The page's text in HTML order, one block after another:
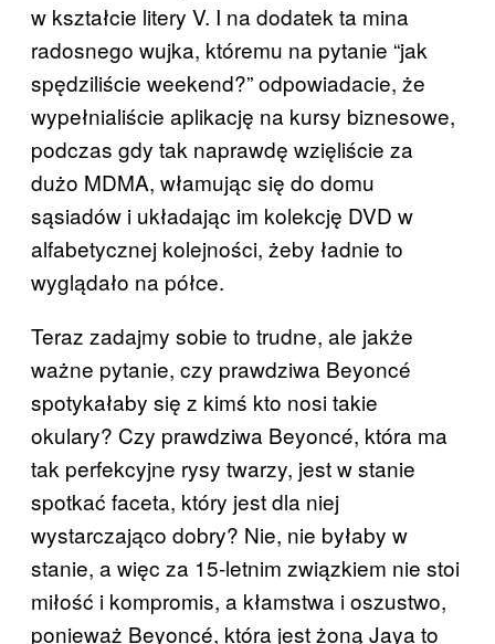
w kształcie litery V. I na dodatek ta mina
radosnego wujka, któremu na pytanie “jak
spędziliście weekend?” odpowiadacie, że
wypełnialiście aplikację na kursy biznesowe,
podczas gdy tak naprawdę wzięliście za
dużo MDMA, włamując się do domu
sąsiadów i układając im kolekcję DVD w
alfabetycznej kolejności, żeby ładnie to
wyglądało na półce.
Teraz zadajmy sobie to trudne, ale jakże
ważne pytanie, czy prawdziwa Beyoncé
spotykałaby się z kimś kto nosi takie
okulary? Czy prawdziwa Beyoncé, która ma
tak perfekcyjne rysy twarzy, jest w stanie
spotkać faceta, który jest dla niej
wystarczająco dobry? Nie, nie byłaby w
stanie, a więc za 15-letnim związkiem nie stoi
miłość i kompromis, a kłamstwa i oszustwo,
ponieważ Beyoncé, która jest żoną Jaya to